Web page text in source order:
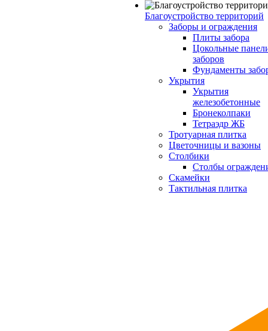
Благоустройство территорий
Заборы и ограждения
Плиты забора
Цокольные
заборов
Фундаменты
Укрытия
Укрытия
железобетонные
Бронеколпаки
Тетраэдр ЖБ
Тротуарная плитка
Цветочницы и вазоны
Столбики
Столбы
Скамейки
Тактильная плитка